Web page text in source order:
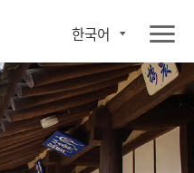
한국어